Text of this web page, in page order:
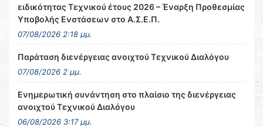
ειδικότητας Τεχνικού έτους 2026 – Έναρξη Προθεσμίας
Υποβολής Ενστάσεων στο Α.Σ.Ε.Π.
07/08/2026 2:18 μμ.
Παράταση διενέργειας ανοιχτού Τεχνικού Διαλόγου
07/08/2026 2 μμ.
Ενημερωτική συνάντηση στο πλαίσιο της διενέργειας
ανοιχτού Τεχνικού Διαλόγου
06/08/2026 3:17 μμ.